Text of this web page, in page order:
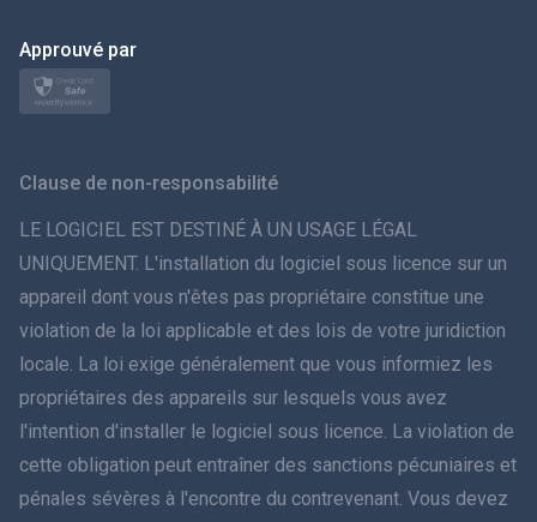
日本
ภาษาไทย
Dansk
हिंदी
עברית
Approuvé par
Clause de non-responsabilité
LE LOGICIEL EST DESTINÉ À UN USAGE LÉGAL
UNIQUEMENT. L'installation du logiciel sous licence sur un
appareil dont vous n'êtes pas propriétaire constitue une
violation de la loi applicable et des lois de votre juridiction
locale. La loi exige généralement que vous informiez les
propriétaires des appareils sur lesquels vous avez
l'intention d'installer le logiciel sous licence. La violation de
cette obligation peut entraîner des sanctions pécuniaires et
pénales sévères à l'encontre du contrevenant. Vous devez